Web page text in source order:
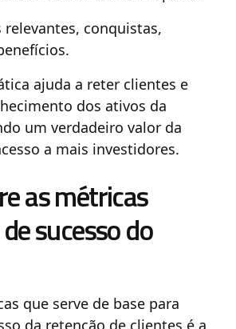
relevantes, conquistas,
ajuda a reter clientes e
dos ativos da
um verdadeiro valor da
a mais investidores.
as métricas
sucesso do
que serve de base para
da retenção de clientes é a